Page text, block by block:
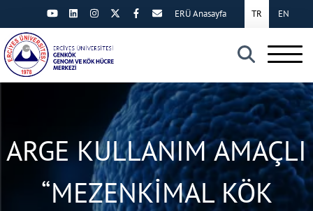
×
TR EN
ERÜ Anasayfa
ARGE KULLANIM AMAÇLI
“MEZENKİMAL KÖK